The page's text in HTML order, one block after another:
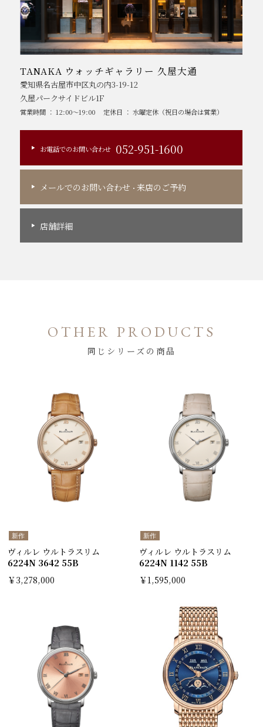
TANAKA ウォッチギャラリー 久屋大通
愛知県名古屋市中区丸の内3-19-12
久屋パークサイドビル1F
営業時間 ： 12:00～19:00 定休日 ： 水曜定休（祝日の場合は営業）
お電話でのお問い合わせ 052-951-1600
メールでのお問い合わせ ・来店のご予約
店舗詳細
OTHER PRODUCTS
同じシリーズの商品
新作
ヴィルレ ウルトラスリム
6224N 3642 55B
￥3,278,000
新作
ヴィルレ ウルトラスリム
6224N 1142 55B
￥1,595,000